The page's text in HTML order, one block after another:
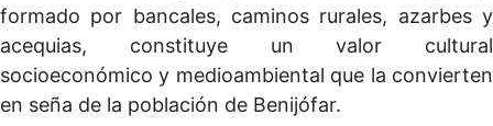
formado por bancales, caminos rurales, azarbes y
acequias, constituye un valor cultural
socioeconómico y medioambiental que la convierten
en seña de la población de Benijófar.